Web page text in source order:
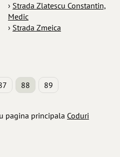
› Strada Zlatescu Constantin,
Medic
› Strada Zmeica
88 89
pagina principala Coduri